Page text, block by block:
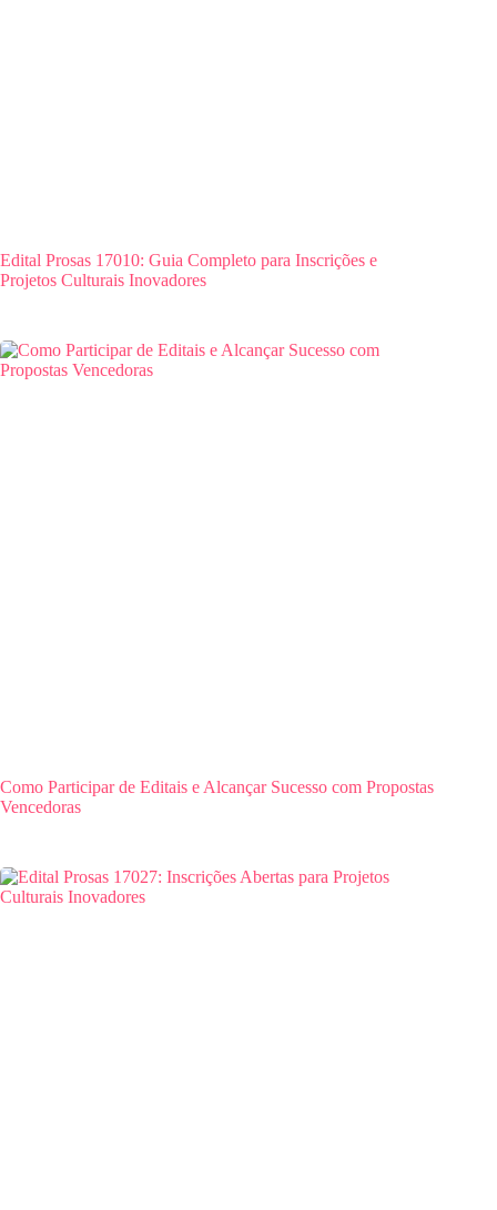
Edital Prosas 17010: Guia Completo para Inscrições e
Projetos Culturais Inovadores
Como Participar de Editais e Alcançar Sucesso com Propostas
Vencedoras